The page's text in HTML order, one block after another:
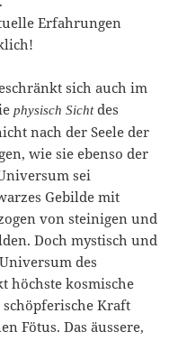
Erfahrungen
sich auch im
physisch Sichtdes
nach der Seele der
wie sie ebenso der
sei
Gebilde mit
von steinigen und
Doch mystisch und
des
höchste kosmische
Kraft
Fötus. Das äussere,